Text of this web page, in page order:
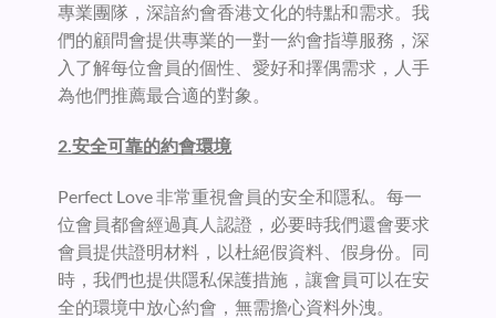
專業團隊，深諳約會香港文化的特點和需求。我
們的顧問會提供專業的一對一約會指導服務，深
入了解每位會員的個性、愛好和擇偶需求，人手
為他們推薦最合適的對象。
2.安全可靠的約會環境
Perfect Love 非常重視會員的安全和隱私。每一
位會員都會經過真人認證，必要時我們還會要求
會員提供證明材料，以杜絕假資料、假身份。同
時，我們也提供隱私保護措施，讓會員可以在安
全的環境中放心約會，無需擔心資料外洩。